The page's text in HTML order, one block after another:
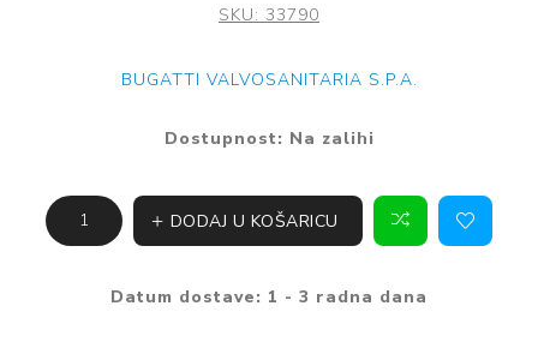
SKU: 33790
BUGATTI VALVOSANITARIA S.P.A.
Dostupnost: Na zalihi
DODAJ U KOŠARICU
Datum dostave: 1 - 3 radna dana